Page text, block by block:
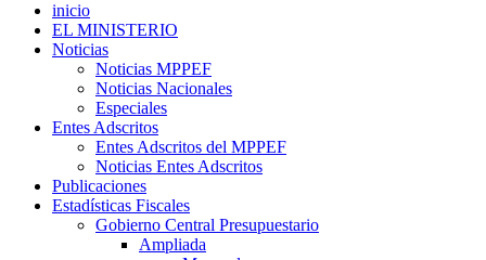
inicio
EL MINISTERIO
Noticias
Noticias MPPEF
Noticias Nacionales
Especiales
Entes Adscritos
Entes Adscritos del MPPEF
Noticias Entes Adscritos
Publicaciones
Estadísticas Fiscales
Gobierno Central Presupuestario
Ampliada